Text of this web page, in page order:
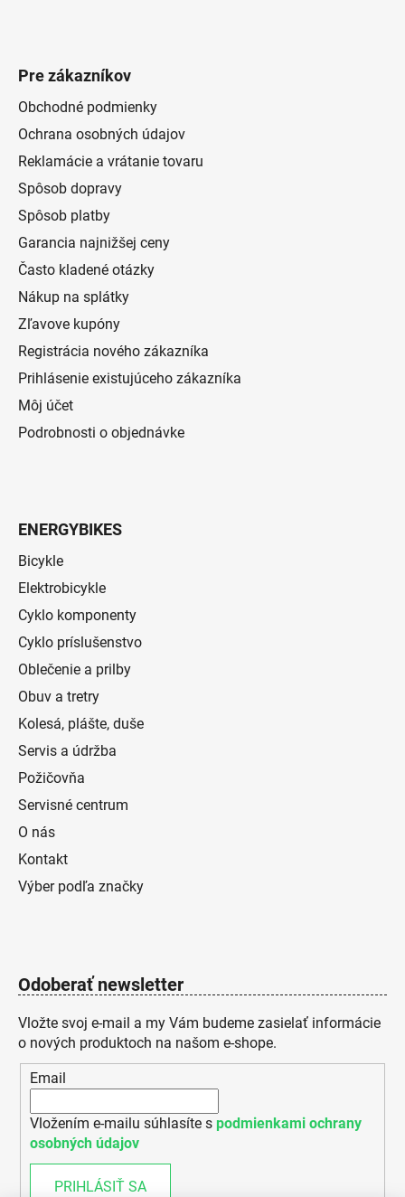
Pre zákazníkov
Obchodné podmienky
Ochrana osobných údajov
Reklamácie a vrátanie tovaru
Spôsob dopravy
Spôsob platby
Garancia najnižšej ceny
Často kladené otázky
Nákup na splátky
Zľavove kupóny
Registrácia nového zákazníka
Prihlásenie existujúceho zákazníka
Môj účet
Podrobnosti o objednávke
ENERGYBIKES
Bicykle
Elektrobicykle
Cyklo komponenty
Cyklo príslušenstvo
Oblečenie a prilby
Obuv a tretry
Kolesá, plášte, duše
Servis a údržba
Požičovňa
Servisné centrum
O nás
Kontakt
Výber podľa značky
Odoberať newsletter
Vložte svoj e-mail a my Vám budeme zasielať informácie
o nových produktoch na našom e-shope.
Email
Vložením e-mailu súhlasíte s podmienkami ochrany
osobných údajov
PRIHLÁSIŤ SA